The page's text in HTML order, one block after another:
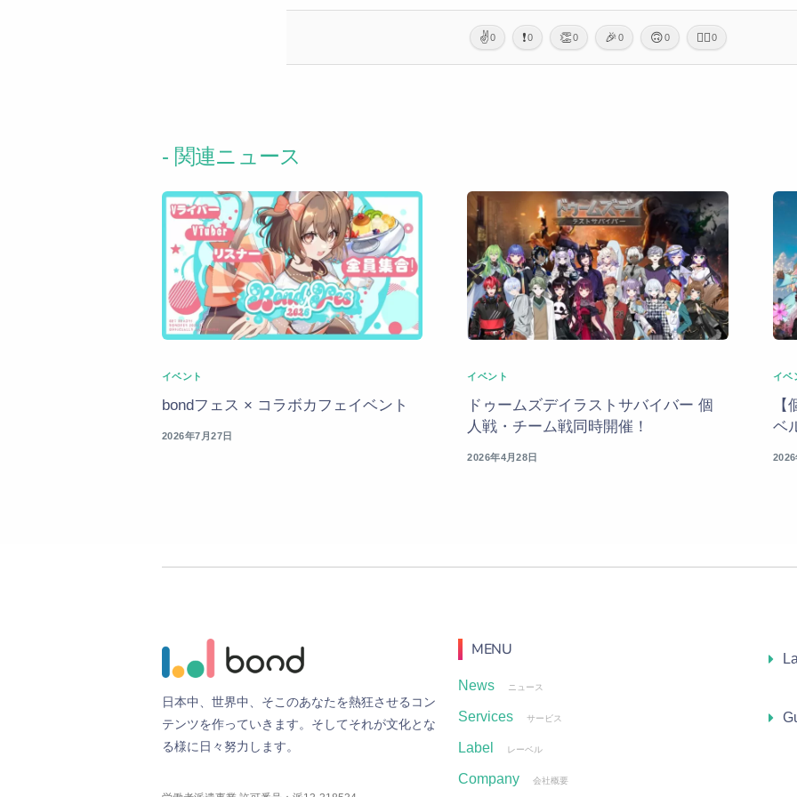
✌️0 ❗0 👏0 🎉0 🙃0 🙇‍♂️0
- 関連ニュース
イベント
bondフェス × コラボカフェイベント
2026年7月27日
イベント
ドゥームズデイラストサバイバー 個
人戦・チーム戦同時開催！
2026年4月28日
イベ
ベ
日本中 世界中 そこ のあなたを熱狂させる コ ン
テンツを作っていき ます。 そ してそれが文化と な
る様に 日 々 努力 し ます。
MENU
News ニュース
Services サービス
Label レーベル
Company 会社概要